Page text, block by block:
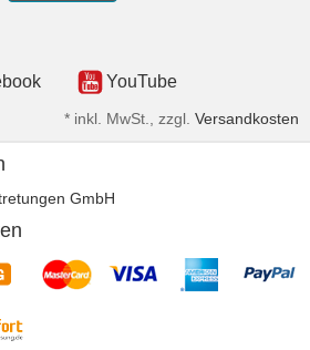
YouTube
* inkl. MwSt., zzgl. Versandkosten